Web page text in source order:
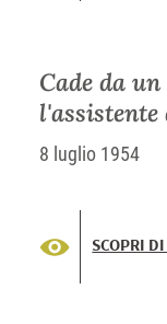
Cade da
l'assistente
8 luglio 1954
SCOPRI